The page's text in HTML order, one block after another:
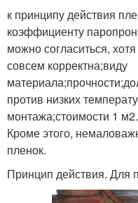
к принципу действия
коэффициенту
можно согласиться,
совсем корректна;виду
против низких
монтажа;стоимости 1 м2.
Кроме этого,
пленок.
Принцип действия. Для